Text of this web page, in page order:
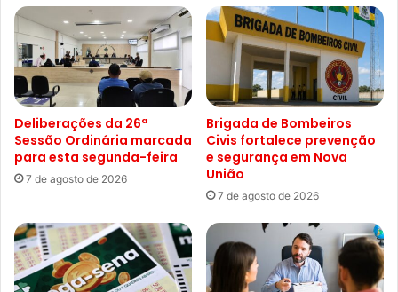
Deliberações da 26ª
Sessão Ordinária marcada
para esta segunda-feira
7 de agosto de 2026
Brigada de Bombeiros
Civis fortalece prevenção
e segurança em Nova
União
7 de agosto de 2026